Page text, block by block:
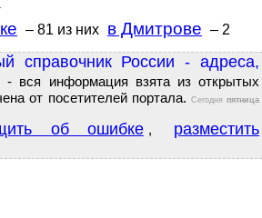
– 81 из них в Дмитрове – 2
справочник России - адреса,
- вся информация взята из открытых
от посетителей портала. Сегодняпятница
об ошибке ,
разместить